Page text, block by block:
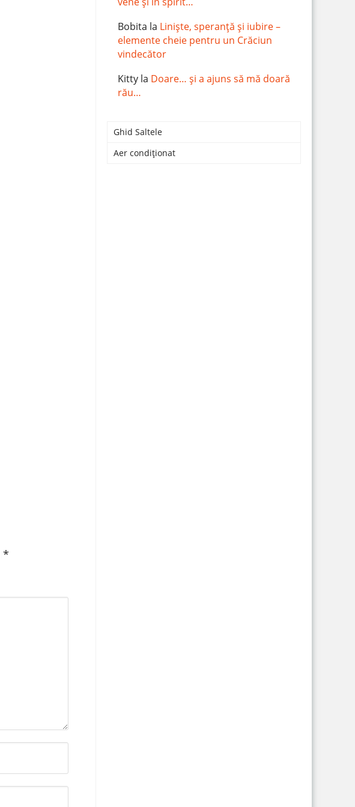
*
Bobita la Liniște, speranță și iubire –
elemente cheie pentru un Crăciun
vindecător
Kitty la Doare… și a ajuns să mă doară
rău…
Ghid Saltele
Aer condiționat